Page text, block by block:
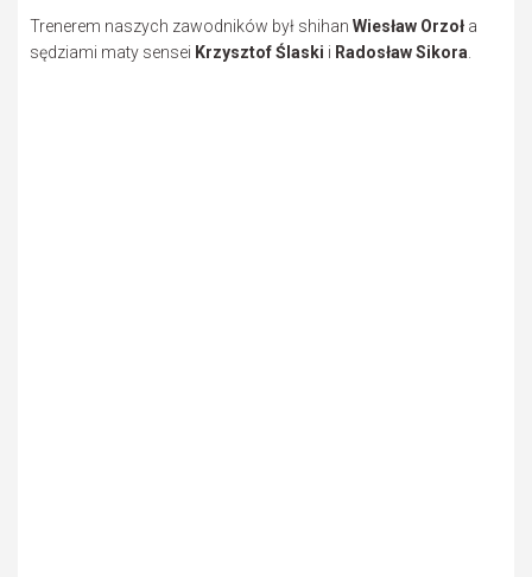
Trenerem naszych zawodników był shihan Wiesław Orzoł a
sędziami maty sensei Krzysztof Ślaski i Radosław Sikora